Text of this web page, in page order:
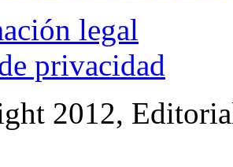
legal
privacidad
2012,